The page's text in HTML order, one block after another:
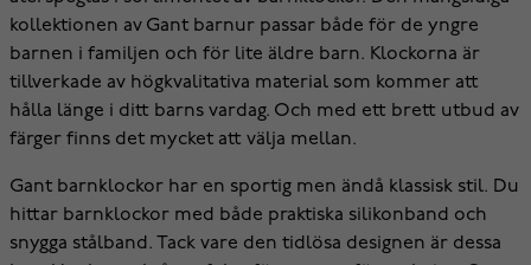
kollektionen av Gant barnur passar både för de yngre
barnen i familjen och för lite äldre barn. Klockorna är
tillverkade av högkvalitativa material som kommer att
hålla länge i ditt barns vardag. Och med ett brett utbud av
färger finns det mycket att välja mellan.
Gant barnklockor har en sportig men ändå klassisk stil. Du
hittar barnklockor med både praktiska silikonband och
snygga stålband. Tack vare den tidlösa designen är dessa